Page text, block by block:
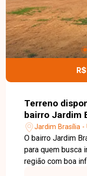
segurança, lazer
família. Uma excelente oportunidade para morar
em um
Entre em contato
Terreno
bairro Jardim
MGJardim Brasília -
O bairro Jardim
para quem busca
região com boa